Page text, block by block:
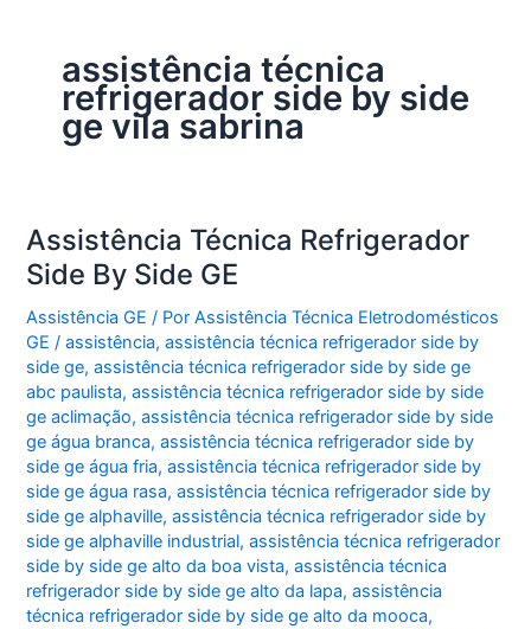
assistência técnica
refrigerador side by side
ge vila sabrina
Assistência Técnica Refrigerador
Side By Side GE
Assistência GE / PorAssistência Técnica Eletrodomésticos
GE/assistência,assistência técnica refrigerador side by
side ge,assistência técnica refrigerador side by side ge
abc paulista,assistência técnica refrigerador side by side
ge aclimação,assistência técnica refrigerador side by side
ge água branca,assistência técnica refrigerador side by
side ge água fria,assistência técnica refrigerador side by
side ge água rasa,assistência técnica refrigerador side by
side ge alphaville,assistência técnica refrigerador side by
side ge alphaville industrial,assistência técnica refrigerador
side by side ge alto da boa vista,assistência técnica
refrigerador side by side ge alto da lapa,assistência
técnica refrigerador side by side ge alto da mooca,